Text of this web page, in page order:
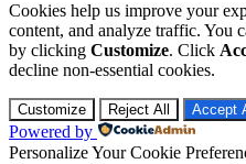
Cookies help us improve your
content, and analyze traffic. You
by clicking Customize. Click
decline non-essential cookies.
Customize Reject All Accept
Powered by
Personalize Your Cookie